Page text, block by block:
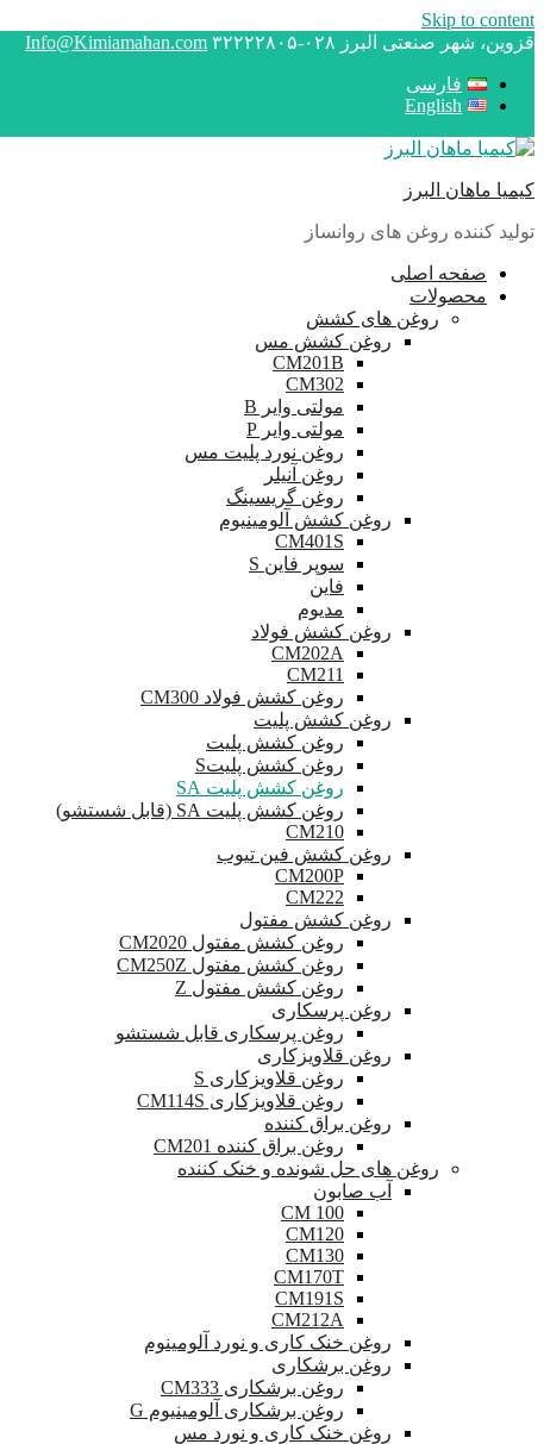
Skip to content
قزوین، شهر صنعتی البرز ۰۲۸-۳۲۲۲۲۸۰۵ Info@Kimiamahan.com
فارسی
English
کیمیا ماهان البرز
تولید کننده روغن های روانساز
صفحه اصلی
محصولات
روغن های کشش
روغن کشش مس
CM201B
CM302
مولتی وایر B
مولتی وایر P
روغن نورد پلیت مس
روغن آنیلر
روغن گریسینگ
روغن کشش آلومینیوم
CM401S
سوپر فاین S
فاین
مدیوم
روغن کشش فولاد
CM202A
CM211
روغن کشش فولاد CM300
روغن کشش پلیت
روغن کشش پلیت
روغن کشش پلیتS
روغن کشش پلیت SA
روغن کشش پلیت SA (قابل شستشو)
CM210
روغن کشش فین تیوب
CM200P
CM222
روغن کشش مفتول
روغن کشش مفتول CM2020
روغن کشش مفتول CM250Z
روغن کشش مفتول Z
روغن پرسکاری
روغن پرسکاری قابل شستشو
روغن قلاویزکاری
روغن قلاویزکاری S
روغن قلاویزکاری CM114S
روغن براق کننده
روغن براق کننده CM201
روغن های حل شونده و خنک کننده
آب صابون
CM 100
CM120
CM130
CM170T
CM191S
CM212A
روغن خنک کاری و نورد آلومینوم
روغن برشکاری
روغن برشکاری CM333
روغن برشکاری آلومینیوم G
روغن خنک کاری و نورد مس